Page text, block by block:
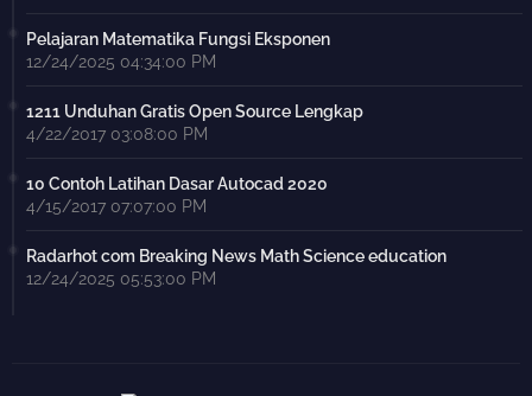
Pelajaran Matematika Fungsi Eksponen
12/24/2025 04:34:00 PM
1211 Unduhan Gratis Open Source Lengkap
4/22/2017 03:08:00 PM
10 Contoh Latihan Dasar Autocad 2020
4/15/2017 07:07:00 PM
Radarhot com Breaking News Math Science education
12/24/2025 05:53:00 PM